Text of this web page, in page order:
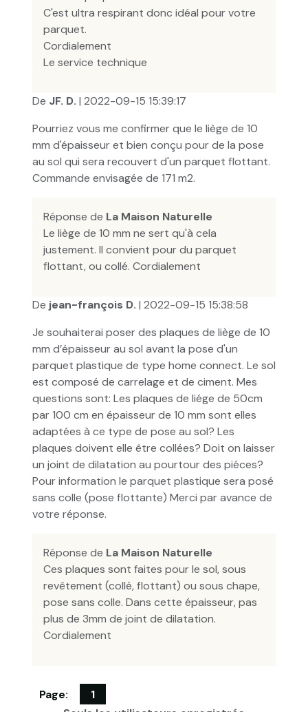
C'est ultra respirant donc idéal pour votre
parquet.
Cordialement
Le service technique
De JF. D. | 2022-09-15 15:39:17
Pourriez vous me confirmer que le liège de 10
mm d'épaisseur et bien conçu pour de la pose
au sol qui sera recouvert d'un parquet flottant.
Commande envisagée de 171 m2.
Réponse de La Maison Naturelle
Le liège de 10 mm ne sert qu'à cela
justement. Il convient pour du parquet
flottant, ou collé. Cordialement
De jean-françois D. | 2022-09-15 15:38:58
Je souhaiterai poser des plaques de liège de 10
mm d’épaisseur au sol avant la pose d'un
parquet plastique de type home connect. Le sol
est composé de carrelage et de ciment. Mes
questions sont: Les plaques de liége de 50cm
par 100 cm en épaisseur de 10 mm sont elles
adaptées à ce type de pose au sol? Les
plaques doivent elle être collées? Doit on laisser
un joint de dilatation au pourtour des piéces?
Pour information le parquet plastique sera posé
sans colle (pose flottante) Merci par avance de
votre réponse.
Réponse de La Maison Naturelle
Ces plaques sont faites pour le sol, sous
revêtement (collé, flottant) ou sous chape,
pose sans colle. Dans cette épaisseur, pas
plus de 3mm de joint de dilatation.
Cordialement
Page:
1